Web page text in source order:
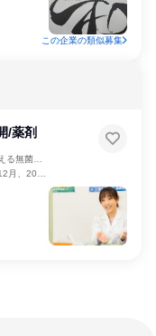
この企業の類似募集
/薬剤
年1月